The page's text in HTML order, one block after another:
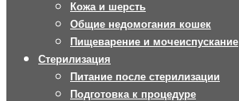
Кожа и шерсть
Общие недомогания кошек
Пищеварение и мочеиспускание
Стерилизация
Питание после стерилизации
Подготовка к процедуре